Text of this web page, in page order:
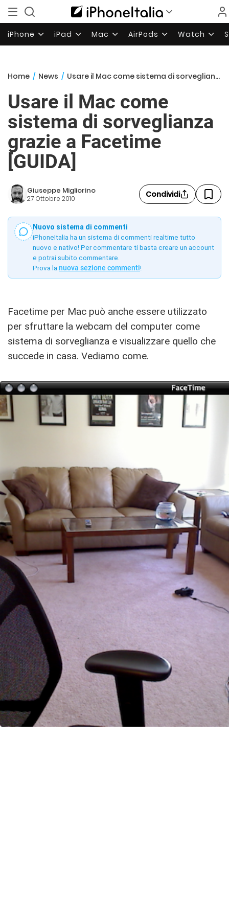
iPhone iPad Mac AirPods Watch
Home / News / Usare il Mac come sistema di sorveglianza grazie a Facetime [GUIDA]
Usare il Mac come
sistema di sorveglianza
grazie a Facetime
[GUIDA]
Giuseppe Migliorino
27 Ottobre 2010 Condividi
Nuovo sistema di commenti
iPhoneItalia ha un sistema di commenti realtime tutto
nuovo e nativo! Per commentare ti basta creare un account
e potrai subito commentare.
Prova la nuova sezione commenti!
Facetime per Mac può anche essere utilizzato
per sfruttare la webcam del computer come
sistema di sorveglianza e visualizzare quello che
succede in casa. Vediamo come.